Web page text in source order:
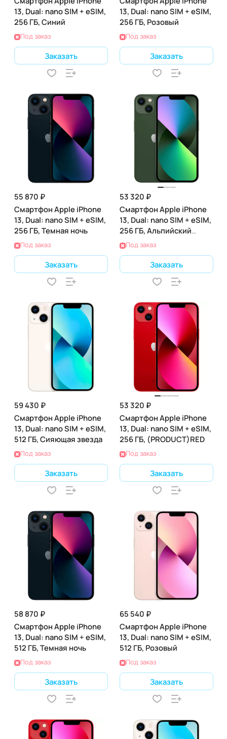
13, Dual: nano SIM + eSIM,
256 ГБ, Синий
Под заказ
Заказать
13, Dual: nano SIM + eSIM,
256 ГБ, Розовый
Под заказ
Заказать
55 870 ₽
Смартфон Apple iPhone
13, Dual: nano SIM + eSIM,
256 ГБ, Темная ночь
Под заказ
Заказать
53 320 ₽
Смартфон Apple iPhone
13, Dual: nano SIM + eSIM,
256 ГБ, Альпийский
Зеленый
Под заказ
Заказать
59 430 ₽
Смартфон Apple iPhone
13, Dual: nano SIM + eSIM,
512 ГБ, Сияющая звезда
Под заказ
Заказать
53 320 ₽
Смартфон Apple iPhone
13, Dual: nano SIM + eSIM,
256 ГБ, (PRODUCT)RED
Под заказ
Заказать
58 870 ₽
Смартфон Apple iPhone
13, Dual: nano SIM + eSIM,
512 ГБ, Темная ночь
Под заказ
Заказать
65 540 ₽
Смартфон Apple iPhone
13, Dual: nano SIM + eSIM,
512 ГБ, Розовый
Под заказ
Заказать